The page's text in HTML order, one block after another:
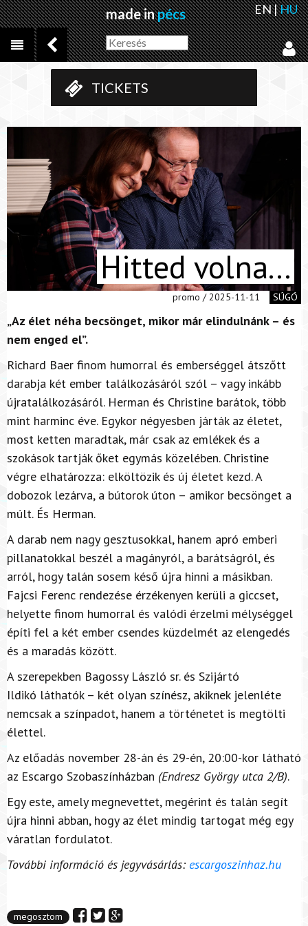
made inpécs EN|HU
TICKETS
Hitted volna...
promo / 2025-11-11 SÚGÓ
„Az élet néha becsönget, mikor már elindulnánk – és
nem enged el”.
Richard Baer finom humorral és emberséggel átszőtt
darabja két ember találkozásáról szól – vagy inkább
újratalálkozásáról. Herman és Christine barátok, több
mint harminc éve. Egykor négyesben járták az életet,
most ketten maradtak, már csak az emlékek és a
szokások tartják őket egymás közelében. Christine
végre elhatározza: elköltözik és új életet kezd. A
dobozok lezárva, a bútorok úton – amikor becsönget a
múlt. És Herman.
A darab nem nagy gesztusokkal, hanem apró emberi
pillanatokkal beszél a magányról, a barátságról, és
arról, hogy talán sosem késő újra hinni a másikban.
Fajcsi Ferenc rendezése érzékenyen kerüli a giccset,
helyette finom humorral és valódi érzelmi mélységgel
építi fel a két ember csendes küzdelmét az elengedés
és a maradás között.
A szerepekben Bagossy László sr. és Szijártó
Ildikó láthatók – két olyan színész, akiknek jelenléte
nemcsak a színpadot, hanem a történetet is megtölti
élettel.
Az előadás november 28-án és 29-én, 20:00-kor látható
az Escargo Szobaszínházban (Endresz György utca 2/B).
Egy este, amely megnevettet, megérint és talán segít
újra hinni abban, hogy az élet mindig tartogat még egy
váratlan fordulatot.
További információ és jegyvásárlás: escargoszinhaz.hu
megosztom